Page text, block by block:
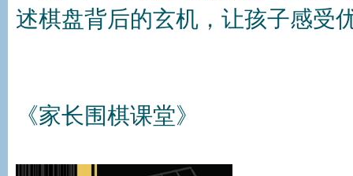
述棋盘背后的玄机，让孩子感受
《家长围棋课堂》